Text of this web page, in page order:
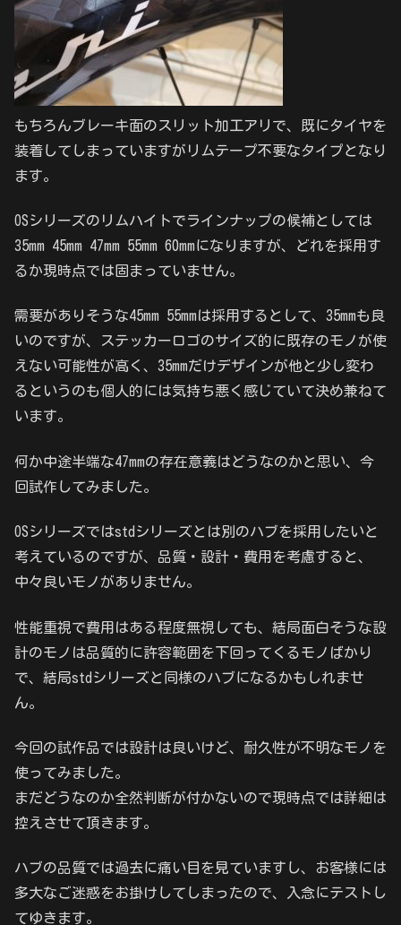
もちろんブレーキ面のスリット加工アリで、既にタイヤを
装着してしまっていますがリムテープ不要なタイプとなり
ます。
OSシリーズのリムハイトでラインナップの候補としては
35mm 45mm 47mm 55mm 60mmになりますが、どれを採用す
るか現時点では固まっていません。
需要がありそうな45mm 55mmは採用するとして、35mmも良
いのですが、ステッカーロゴのサイズ的に既存のモノが使
えない可能性が高く、35mmだけデザインが他と少し変わ
るというのも個人的には気持ち悪く感じていて決め兼ねて
います。
何か中途半端な47mmの存在意義はどうなのかと思い、今
回試作してみました。
OSシリーズではstdシリーズとは別のハブを採用したいと
考えているのですが、品質・設計・費用を考慮すると、
中々良いモノがありません。
性能重視で費用はある程度無視しても、結局面白そうな設
計のモノは品質的に許容範囲を下回ってくるモノばかり
で、結局stdシリーズと同様のハブになるかもしれませ
ん。
今回の試作品では設計は良いけど、耐久性が不明なモノを
使ってみました。
まだどうなのか全然判断が付かないので現時点では詳細は
控えさせて頂きます。
ハブの品質では過去に痛い目を見ていますし、お客様には
多大なご迷惑をお掛けしてしまったので、入念にテストし
てゆきます。